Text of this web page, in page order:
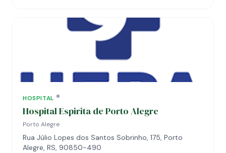
HOSPITAL
Hospital Espirita de Porto Alegre
Porto Alegre
Rua Júlio Lopes dos Santos Sobrinho, 175, Porto
Alegre, RS, 90850-490